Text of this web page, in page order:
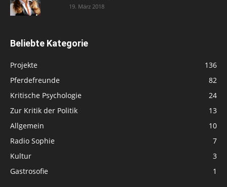
19. März 2018
Beliebte Kategorie
Projekte
136
Pferdefreunde
82
Kritische Psychologie
24
Zur Kritik der Politik
13
Allgemein
10
Radio Sophie
7
Kultur
3
Gastrosofie
1